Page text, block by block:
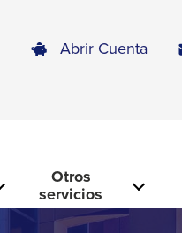
Abrir Cuenta
Otros
servicios